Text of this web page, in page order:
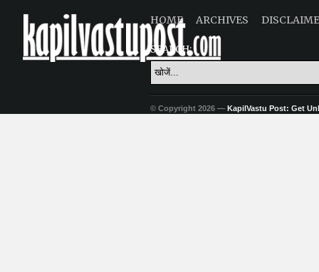
HOME ARCHIVES
SEARCH:
© Copyright 2026 — KapilVastu Post: Get